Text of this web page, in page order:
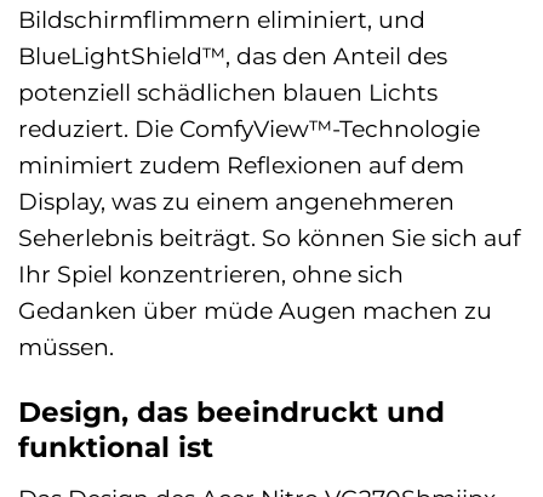
Bildschirmflimmern eliminiert, und
BlueLightShield™, das den Anteil des
potenziell schädlichen blauen Lichts
reduziert. Die ComfyView™-Technologie
minimiert zudem Reflexionen auf dem
Display, was zu einem angenehmeren
Seherlebnis beiträgt. So können Sie sich auf
Ihr Spiel konzentrieren, ohne sich
Gedanken über müde Augen machen zu
müssen.
Design, das beeindruckt und
funktional ist